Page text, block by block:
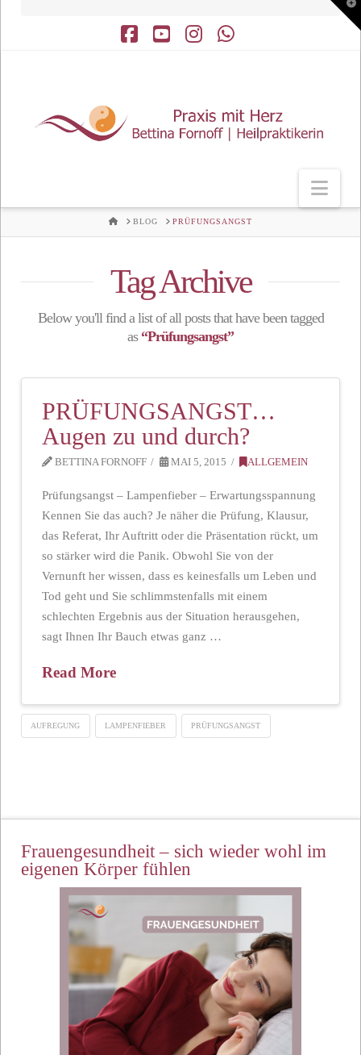
HOMEBLOG PRÜFUNGSANGST
Tag Archive
Below you'll find a list of all posts that have been tagged
as “Prüfungsangst”
PRÜFUNGSANGST…
Augen zu und durch?
BETTINA FORNOFF MAI 5, 2015 ALLGEMEIN
Prüfungsangst – Lampenfieber – Erwartungsspannung
Kennen Sie das auch? Je näher die Prüfung, Klausur,
das Referat, Ihr Auftritt oder die Präsentation rückt, um
so stärker wird die Panik. Obwohl Sie von der
Vernunft her wissen, dass es keinesfalls um Leben und
Tod geht und Sie schlimmstenfalls mit einem
schlechten Ergebnis aus der Situation herausgehen,
sagt Ihnen Ihr Bauch etwas ganz …
Read More
AUFREGUNG LAMPENFIEBER PRÜFUNGSANGST
Frauengesundheit – sich wieder wohl im
eigenen Körper fühlen